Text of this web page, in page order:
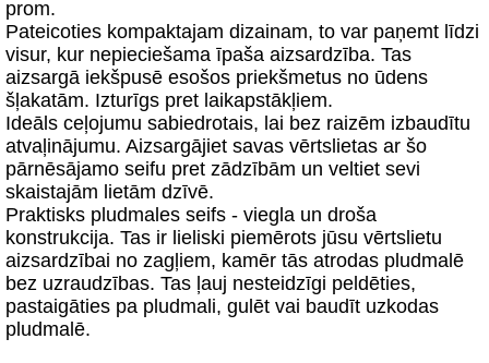
prom.
Pateicoties kompaktajam dizainam, to var paņemt līdzi
visur, kur nepieciešama īpaša aizsardzība. Tas
aizsargā iekšpusē esošos priekšmetus no ūdens
šļakatām. Izturīgs pret laikapstākļiem.
Ideāls ceļojumu sabiedrotais, lai bez raizēm izbaudītu
atvaļinājumu. Aizsargājiet savas vērtslietas ar šo
pārnēsājamo seifu pret zādzībām un veltiet sevi
skaistajām lietām dzīvē.
Praktisks pludmales seifs - viegla un droša
konstrukcija. Tas ir lieliski piemērots jūsu vērtslietu
aizsardzībai no zagļiem, kamēr tās atrodas pludmalē
bez uzraudzības. Tas ļauj nesteidzīgi peldēties,
pastaigāties pa pludmali, gulēt vai baudīt uzkodas
pludmalē.